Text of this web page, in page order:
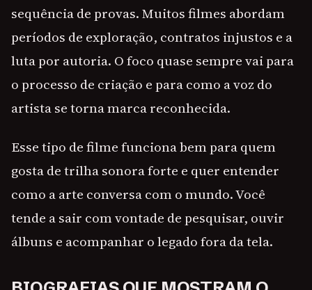
sequência de provas. Muitos filmes abordam
períodos de exploração, contratos injustos e a
luta por autoria. O foco quase sempre vai para
o processo de criação e para como a voz do
artista se torna marca reconhecida.
Esse tipo de filme funciona bem para quem
gosta de trilha sonora forte e quer entender
como a arte conversa com o mundo. Você
tende a sair com vontade de pesquisar, ouvir
álbuns e acompanhar o legado fora da tela.